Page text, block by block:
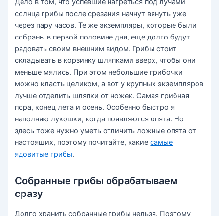
Дело в том, что успевшие нагреться под лучами
солнца грибы после срезания начнут вянуть уже
через пару часов. Те же экземпляры, которые были
собраны в первой половине дня, еще долго будут
радовать своим внешним видом. Грибы стоит
складывать в корзинку шляпками вверх, чтобы они
меньше мялись. При этом небольшие грибочки
можно класть целиком, а вот у крупных экземпляров
лучше отделить шляпки от ножек. Самая грибная
пора, конец лета и осень. Особенно быстро я
наполняю лукошки, когда появляются опята. Но
здесь тоже нужно уметь отличить ложные опята от
настоящих, поэтому почитайте, какиесамые
ядовитые грибы.
Собранные грибы обрабатываем
сразу
Долго хранить собранные грибы нельзя. Поэтому